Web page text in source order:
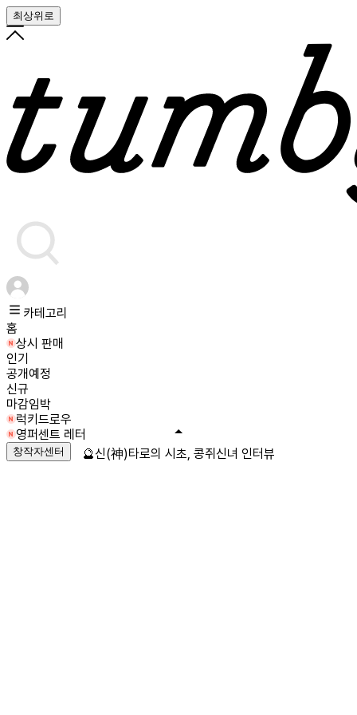
최상위로
카테고리
홈
상시 판매
인기
공개예정
신규
마감임박
럭키드로우
영퍼센트 레터
창작자센터 🔮신(神)타로의 시초, 콩쥐신녀 인터뷰